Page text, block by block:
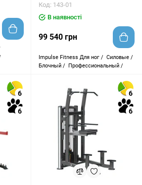
Код: 143-01
В наявності
99 540 грн
Impulse Fitness Для ног / Силовые /
Блочный /
Профессиональный /
6
6
6
6